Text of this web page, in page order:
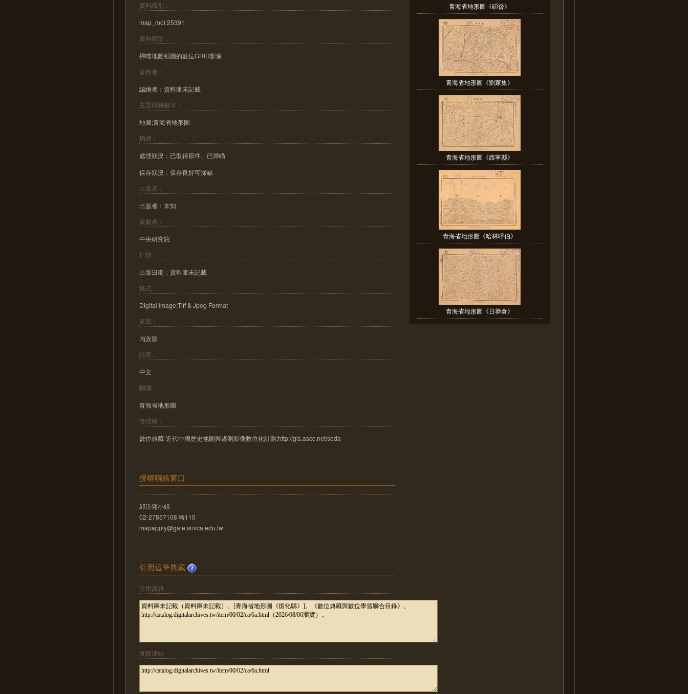
資料識別：
map_moi:25391
資料類型：
掃瞄地圖紙圖的數位GRID影像
著作者：
編繪者：資料庫未記載
主題與關鍵字：
地圖;青海省地形圖
描述：
處理狀況：已取得原件、已掃瞄
保存狀況：保存良好可掃瞄
出版者：
出版者：未知
貢獻者：
中央研究院
日期：
出版日期：資料庫未記載
格式：
Digital Image;Tiff & Jpeg Format
來源：
內政部
語言：
中文
關聯：
青海省地形圖
管理權：
數位典藏-近代中國歷史地圖與遙測影像數位化計劃;http://gis.ascc.net/soda
授權聯絡窗口
邱沂翎小姐
02-27857108 轉110
mapapply@gate.sinica.edu.tw
引用這筆典藏
引用資訊
直接連結
青海省地形圖《碩督》
青海省地形圖《劉家集》
青海省地形圖《西寧縣》
青海省地形圖《哈林呼伯》
青海省地形圖《日莽倉》